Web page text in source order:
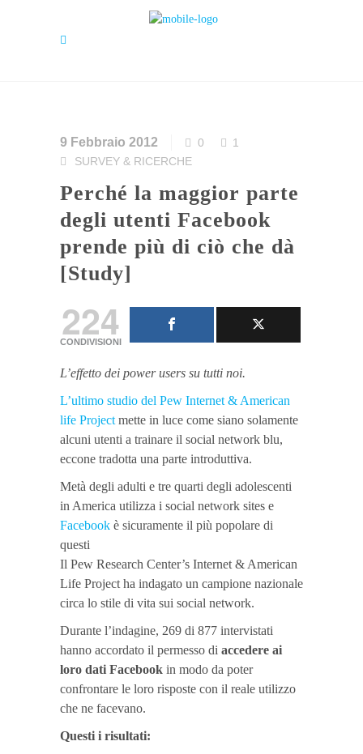
9 Febbraio 2012 0
1
SURVEY & RICERCHE
Perché la maggior parte
degli utenti Facebook
prende più di ciò che dà
[Study]
224
CONDIVISIONI
L’effetto dei power users su tutti noi.
L’ultimo studio del Pew Internet & American
life Project mette in luce come siano solamente
alcuni utenti a trainare il social network blu,
eccone tradotta una parte introduttiva.
Metà degli adulti e tre quarti degli adolescenti
in America utilizza i social network sites e
Facebook è sicuramente il più popolare di
questi
Il Pew Research Center’s Internet & American
Life Project ha indagato un campione nazionale
circa lo stile di vita sui social network.
Durante l’indagine, 269 di 877 intervistati
hanno accordato il permesso di accedere ai
loro dati Facebook in modo da poter
confrontare le loro risposte con il reale utilizzo
che ne facevano.
Questi i risultati: